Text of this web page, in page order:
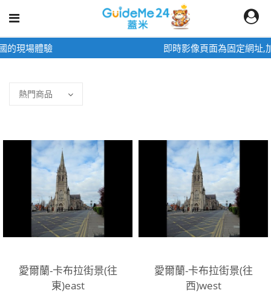
即時影像頁面為固定網址,加入桌面快速觀看
愛爾蘭-卡布拉街景(往
東)east
愛爾蘭-卡布拉街景(往
西)west